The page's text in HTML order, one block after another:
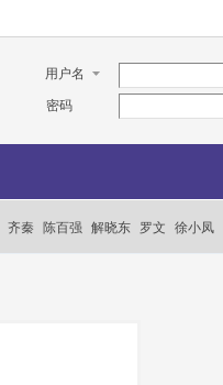
用户名
密码
齐秦 陈百强 解晓东 罗文 徐小凤